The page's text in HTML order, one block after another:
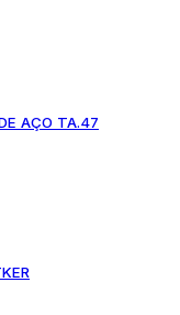
AÇO TA.47